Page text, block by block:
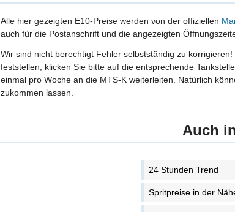
Alle hier gezeigten E10-Preise werden von der offiziellen
auch für die Postanschrift und die angezeigten
Wir sind nicht berechtigt Fehler selbstständig zu
feststellen, klicken Sie bitte auf die entsprechende
einmal pro Woche an die MTS-K weiterleiten. Natürlich
zukommen lassen.
Auch
24 Stunden Trend
Spritpreise in der